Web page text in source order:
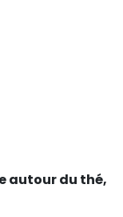
autour du thé,